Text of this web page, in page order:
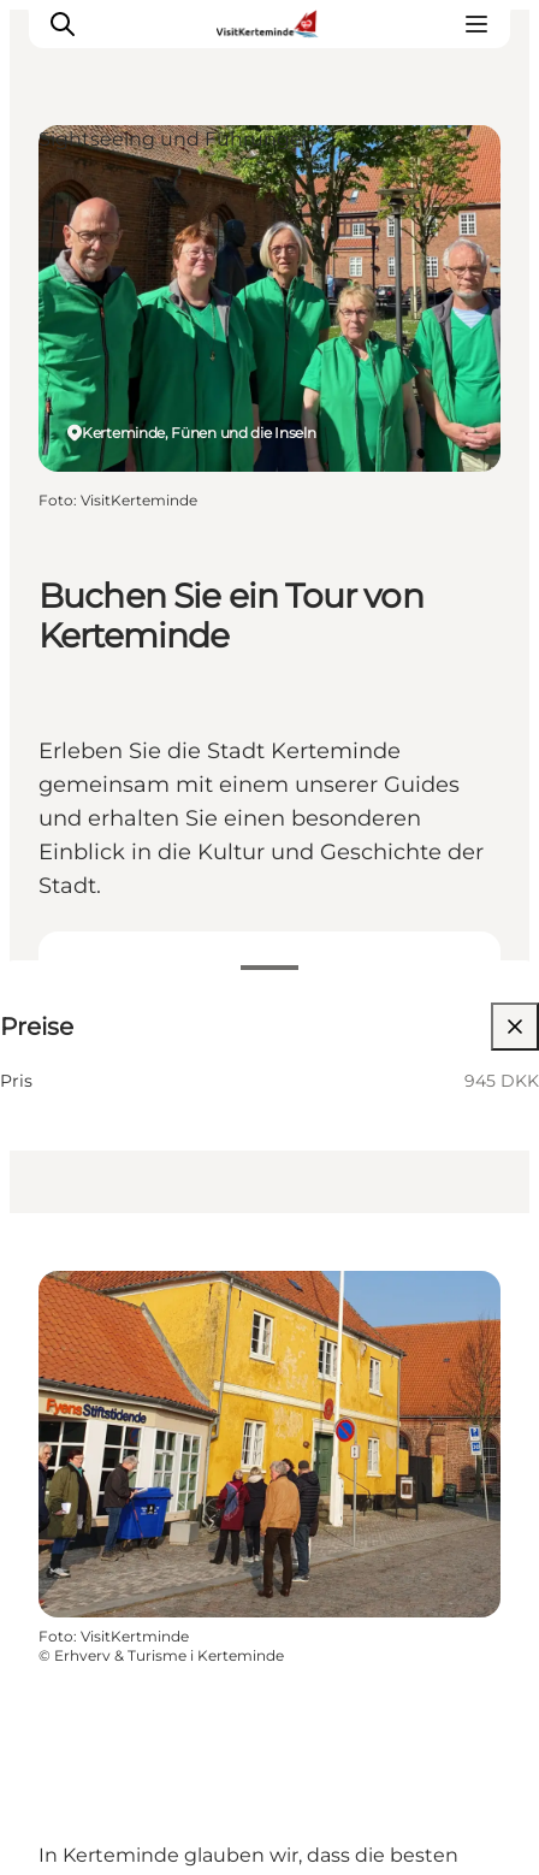
Sehenswürdigkeiten
Aktivitäten
Essen und trinken
Unterkünfte
Reiseplanung
Veranstaltungen
Buchen Sie ein Tour von
Kerteminde
Erleben Sie die Stadt Kerteminde
gemeinsam mit einem unserer Guides
und erhalten Sie einen besonderen
Einblick in die Kultur und Geschichte der
Stadt.
Preise
Pris 945 DKK
Kinder, Freunde, Mein Partner, Mir selbst, Mein
Kerteminde, Fünen und die Inseln
Sightseeing und Führungen
Foto: VisitKerteminde
Foto: VisitKertminde
© Erhverv & Turisme i Kerteminde
In Kerteminde glauben wir, dass die besten